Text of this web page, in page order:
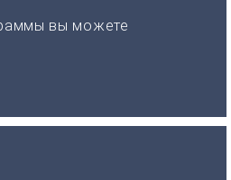
вы можете